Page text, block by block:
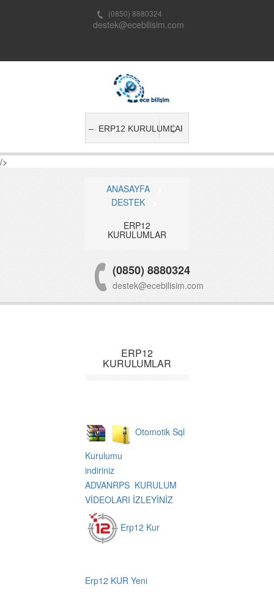
(0850) 8880324
destek@ecebilisim.com
/>
ANASAYFA
DESTEK
ERP12
KURULUMLAR
(0850) 8880324
destek@ecebilisim.com
ERP12
KURULUMLAR
Otomotik Sql
Kurulumu
indiriniz
ADVANRPS KURULUM
VİDEOLARI İZLEYİNİZ
Erp12 Kur
Erp12 KUR Yeni